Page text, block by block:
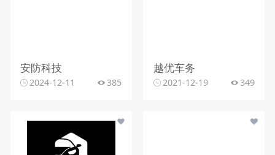
安防科技
2024-12-11 385
越优车务
2021-12-19 349